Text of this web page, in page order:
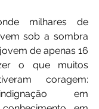
milhares de
sob a sombra
de apenas 16
o que muitos
coragem:
em